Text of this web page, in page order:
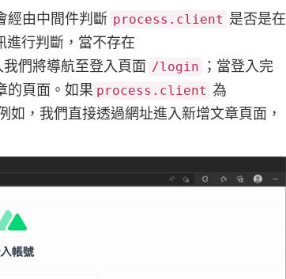
經由中間件判斷 process.client 是否是在
進行判斷，當不存在
們將導航至登入頁面 /login
；當登入完
的頁面。如果 process.client 為
如，我們直接透過網址進入新增文章頁面，